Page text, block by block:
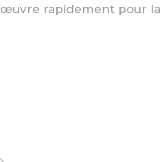
œuvre rapidement pour la